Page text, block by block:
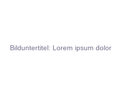
Bilduntertitel: Lorem ipsum dolor